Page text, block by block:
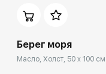
Берег моря
Масло, Холст, 50 x 100 см